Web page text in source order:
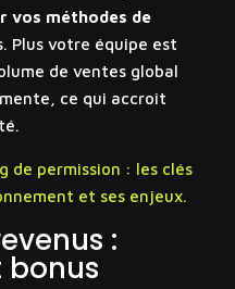
vos méthodes de
Plus votre équipe est
de ventes global
ce qui accroît
de permission : les clés
et ses enjeux.
:
bonus